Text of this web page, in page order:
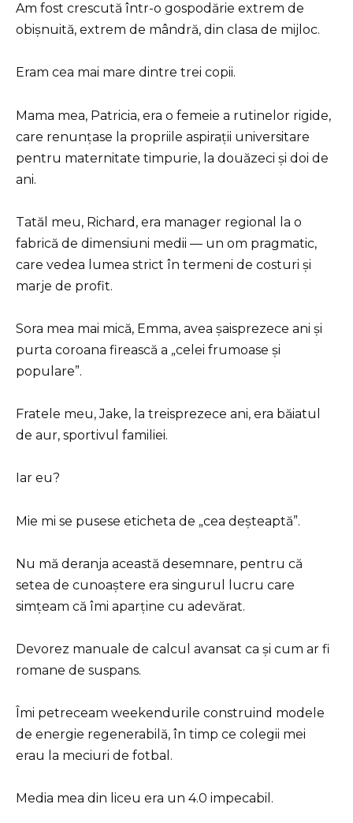
Am fost crescută într-o gospodărie extrem de
obișnuită, extrem de mândră, din clasa de mijloc.
Eram cea mai mare dintre trei copii.
Mama mea, Patricia, era o femeie a rutinelor rigide,
care renunțase la propriile aspirații universitare
pentru maternitate timpurie, la douăzeci și doi de
ani.
Tatăl meu, Richard, era manager regional la o
fabrică de dimensiuni medii — un om pragmatic,
care vedea lumea strict în termeni de costuri și
marje de profit.
Sora mea mai mică, Emma, avea șaisprezece ani și
purta coroana firească a „celei frumoase și
populare”.
Fratele meu, Jake, la treisprezece ani, era băiatul
de aur, sportivul familiei.
Iar eu?
Mie mi se pusese eticheta de „cea deșteaptă”.
Nu mă deranja această desemnare, pentru că
setea de cunoaștere era singurul lucru care
simțeam că îmi aparține cu adevărat.
Devorez manuale de calcul avansat ca și cum ar fi
romane de suspans.
Îmi petreceam weekendurile construind modele
de energie regenerabilă, în timp ce colegii mei
erau la meciuri de fotbal.
Media mea din liceu era un 4.0 impecabil.